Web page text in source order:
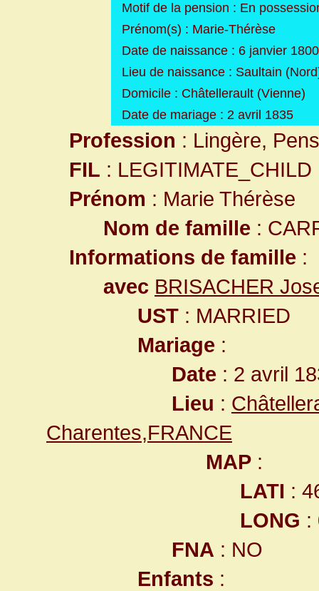
Motif de la pension : En
Prénom(s) : Marie-Thérèse
Date de naissance : 6 janvier 1800
Lieu de naissance : Saultain
Domicile : Châtellerault (Vienne)
Date de mariage : 2 avril 1835
Profession : Lingère,
FIL : LEGITIMATE_CHILD
Prénom : Marie Thérèse
Nom de famille :
Informations de famille :
avec BRISACHER
UST : MARRIED
Mariage :
Date : 2 avril
Lieu :
Charentes,FRANCE
MAP :
LATI :
LONG :
FNA : NO
Enfants :